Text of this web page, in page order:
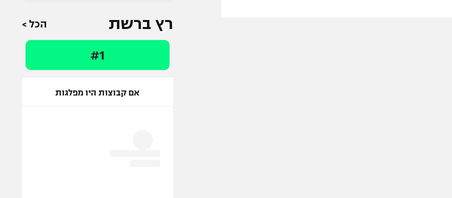
רץ ברשת הכל >
#1
אם קבוצות היו מפלגות